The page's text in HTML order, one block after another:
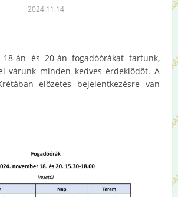
2024.11.14
18-án és 20-án fogadóórákat tartunk,
várunk minden kedves érdeklődőt. A
előzetes bejelentkezésre van